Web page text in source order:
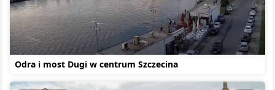
Odra i most Dugi w centrum Szczecina